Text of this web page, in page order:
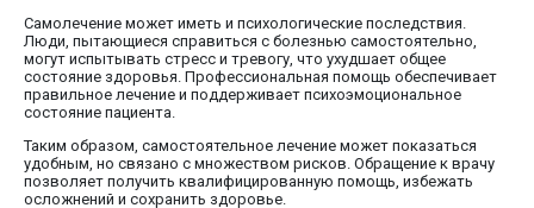
Самолечение может иметь и психологические последствия.
Люди, пытающиеся справиться с болезнью самостоятельно,
могут испытывать стресс и тревогу, что ухудшает общее
состояние здоровья. Профессиональная помощь обеспечивает
правильное лечение и поддерживает психоэмоциональное
состояние пациента.
Таким образом, самостоятельное лечение может показаться
удобным, но связано с множеством рисков. Обращение к врачу
позволяет получить квалифицированную помощь, избежать
осложнений и сохранить здоровье.